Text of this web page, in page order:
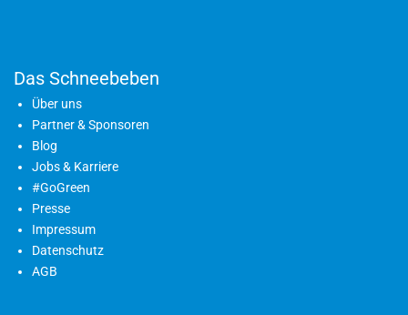
Das Schneebeben
Über uns
Partner & Sponsoren
Blog
Jobs & Karriere
#GoGreen
Presse
Impressum
Datenschutz
AGB